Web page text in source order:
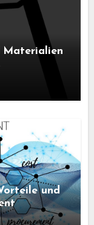
Materialien
und